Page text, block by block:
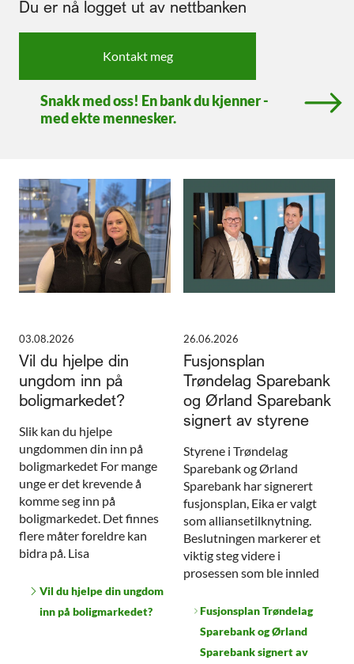
Du er nå logget ut av nettbanken
Kontakt meg
Snakk med oss! En bank du kjenner -
med ekte mennesker.
03.08.2026
Vil du hjelpe din
ungdom inn på
boligmarkedet?
Slik kan du hjelpe
ungdommen din inn på
boligmarkedet For mange
unge er det krevende å
komme seg inn på
boligmarkedet. Det finnes
flere måter foreldre kan
bidra på. Lisa
Vil du hjelpe din ungdom
inn på boligmarkedet?
26.06.2026
Fusjonsplan
Trøndelag Sparebank
og Ørland Sparebank
signert av styrene
Styrene i Trøndelag
Sparebank og Ørland
Sparebank har signerert
fusjonsplan, Eika er valgt
som alliansetilknytning.
Beslutningen markerer et
viktig steg videre i
prosessen som ble innled
Fusjonsplan Trøndelag
Sparebank og Ørland
Sparebank signert av